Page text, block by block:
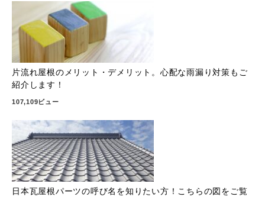
片流れ屋根のメリット・デメリット。心配な雨漏り対策もご
紹介します！
107,109ビュー
日本瓦屋根パーツの呼び名を知りたい方！こちらの図をご覧